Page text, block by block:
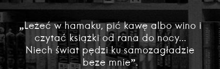
„Leżeć w hamaku, pić kawę albo wino i
czytać książki od rana do nocy...
Niech świat pędzi ku samozagładzie
beze mnie”.